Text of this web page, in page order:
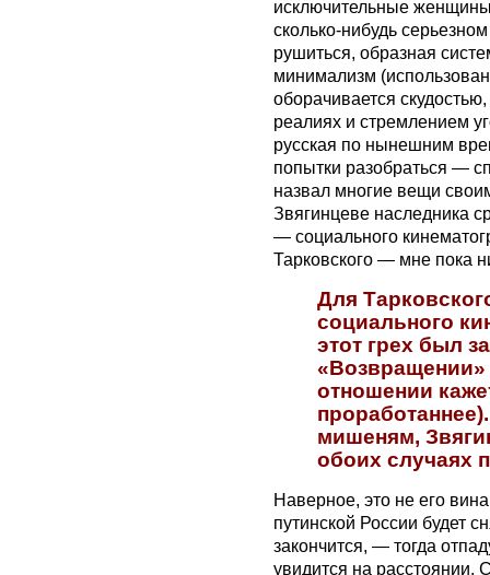
исключительные
сколько-нибудь
рушиться, образная
минимализм
оборачивается
реалиях и стремлением
русская по нынешним
попытки разобраться —
назвал многие вещи
Звягинцеве наследника
— социального
Тарковского — мне пока
Для
социального
этот грех был
«Возвращении»
отношении
мишеням,
обоих случаях
Наверное, это не его
путинской России будет
закончится, — тогда
увидится на расстоянии.